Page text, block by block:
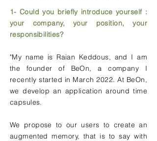
1- Could you briefly introduce yourself :
your company, your position, your
responsibilities?
"My name is Raian Keddous, and I am
the founder of BeOn, a company I
recently started in March 2022. At BeOn,
we develop an application around time
capsules.
We propose to our users to create an
augmented memory, that is to say with